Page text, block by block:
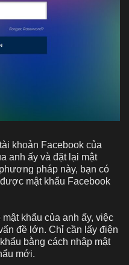
khoản Facebook của
anh ấy và đặt lại mật
pháp này, bạn có
mật khẩu Facebook
khẩu của anh ấy, việc
đề lớn. Chỉ cần lấy điện
bằng cách nhập mật
mới.